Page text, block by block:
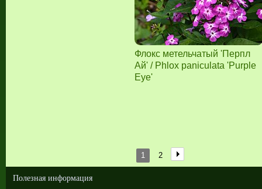
Флокс метельчатый 'Перпл
Ай' / Phlox paniculata 'Purple
Eye'
1 2
Полезная информация